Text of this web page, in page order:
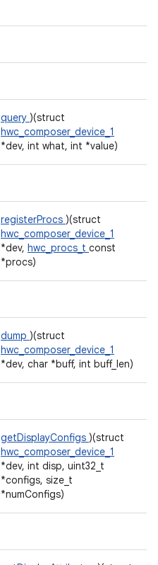
query )(struct
hwc_composer_device_1
*dev, int what, int *value)
registerProcs )(struct
hwc_composer_device_1
*dev, hwc_procs_t const
*procs)
dump )(struct
hwc_composer_device_1
*dev, char *buff, int buff_len)
getDisplayConfigs )(struct
hwc_composer_device_1
*dev, int disp, uint32_t
*configs, size_t
*numConfigs)